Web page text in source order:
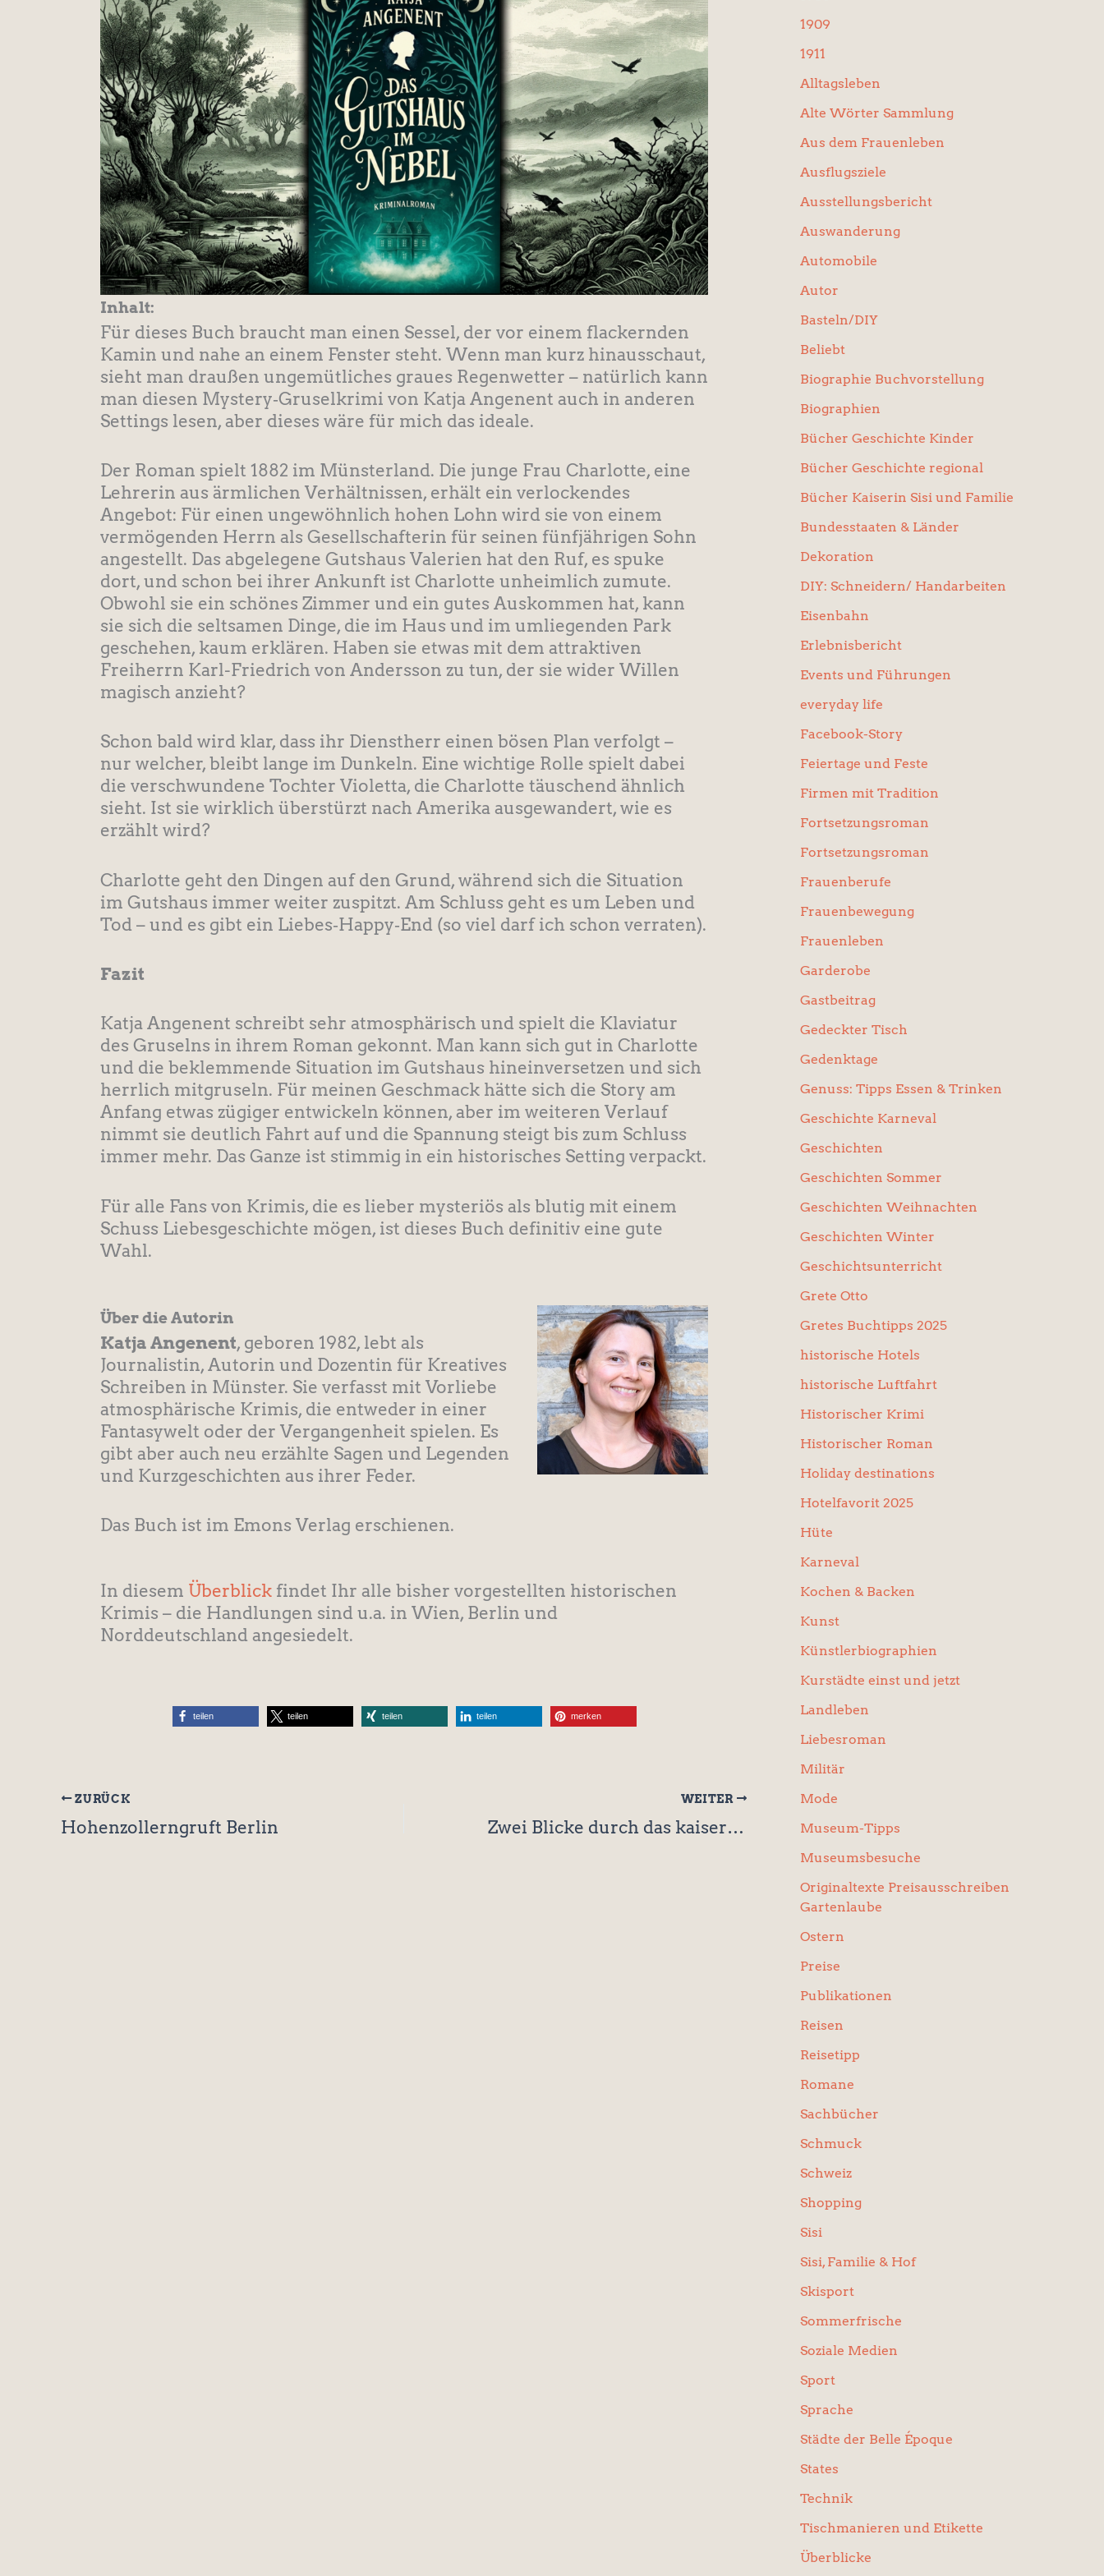
Inhalt:
Für dieses Buch braucht man einen Sessel, der vor einem flackernden
Kamin und nahe an einem Fenster steht. Wenn man kurz hinausschaut,
sieht man draußen ungemütliches graues Regenwetter – natürlich kann
man diesen Mystery‑Gruselkrimi von Katja Angenent auch in anderen
Settings lesen, aber dieses wäre für mich das ideale.​
Der Roman spielt 1882 im Münsterland. Die junge Frau Charlotte, eine
Lehrerin aus ärmlichen Verhältnissen, erhält ein verlockendes
Angebot: Für einen ungewöhnlich hohen Lohn wird sie von einem
vermögenden Herrn als Gesellschafterin für seinen fünfjährigen Sohn
angestellt. Das abgelegene Gutshaus Valerien hat den Ruf, es spuke
dort, und schon bei ihrer Ankunft ist Charlotte unheimlich zumute.
Obwohl sie ein schönes Zimmer und ein gutes Auskommen hat, kann
sie sich die seltsamen Dinge, die im Haus und im umliegenden Park
geschehen, kaum erklären. Haben sie etwas mit dem attraktiven
Freiherrn Karl-Friedrich von Andersson zu tun, der sie wider Willen
magisch anzieht?​
Schon bald wird klar, dass ihr Dienstherr einen bösen Plan verfolgt –
nur welcher, bleibt lange im Dunkeln. Eine wichtige Rolle spielt dabei
die verschwundene Tochter Violetta, die Charlotte täuschend ähnlich
sieht. Ist sie wirklich überstürzt nach Amerika ausgewandert, wie es
erzählt wird?​
Charlotte geht den Dingen auf den Grund, während sich die Situation
im Gutshaus immer weiter zuspitzt. Am Schluss geht es um Leben und
Tod – und es gibt ein Liebes‑Happy‑End (so viel darf ich schon verraten).
Fazit
Katja Angenent schreibt sehr atmosphärisch und spielt die Klaviatur
des Gruselns in ihrem Roman gekonnt. Man kann sich gut in Charlotte
und die beklemmende Situation im Gutshaus hineinversetzen und sich
herrlich mitgruseln. Für meinen Geschmack hätte sich die Story am
Anfang etwas zügiger entwickeln können, aber im weiteren Verlauf
nimmt sie deutlich Fahrt auf und die Spannung steigt bis zum Schluss
immer mehr. Das Ganze ist stimmig in ein historisches Setting verpackt.
Für alle Fans von Krimis, die es lieber mysteriös als blutig mit einem
Schuss Liebesgeschichte mögen, ist dieses Buch definitiv eine gute
Wahl.
Über die Autorin
Katja Angenent, geboren 1982, lebt als
Journalistin, Autorin und Dozentin für Kreatives
Schreiben in Münster. Sie verfasst mit Vorliebe
atmosphärische Krimis, die entweder in einer
Fantasywelt oder der Vergangenheit spielen. Es
gibt aber auch neu erzählte Sagen und Legenden
und Kurzgeschichten aus ihrer Feder.
Das Buch ist im Emons Verlag erschienen.
In diesem Überblick findet Ihr alle bisher vorgestellten historischen
Krimis – die Handlungen sind u.a. in Wien, Berlin und
Norddeutschland angesiedelt.
teilen teilen teilen teilen merken
ZURÜCK
Hohenzollerngruft Berlin
WEITER
Zwei Blicke durch das kaiserliche Schlüsselloch: Die „kapriziöse“ Kaiserin Sisi und die „tugendsame“ Kaiserin Auguste Viktoria.
1909
1911
Alltagsleben
Alte Wörter Sammlung
Aus dem Frauenleben
Ausflugsziele
Ausstellungsbericht
Auswanderung
Automobile
Autor
Basteln/DIY
Beliebt
Biographie Buchvorstellung
Biographien
Bücher Geschichte Kinder
Bücher Geschichte regional
Bücher Kaiserin Sisi und Familie
Bundesstaaten & Länder
Dekoration
DIY: Schneidern/ Handarbeiten
Eisenbahn
Erlebnisbericht
Events und Führungen
everyday life
Facebook-Story
Feiertage und Feste
Firmen mit Tradition
Fortsetzungsroman
Fortsetzungsroman
Frauenberufe
Frauenbewegung
Frauenleben
Garderobe
Gastbeitrag
Gedeckter Tisch
Gedenktage
Genuss: Tipps Essen & Trinken
Geschichte Karneval
Geschichten
Geschichten Sommer
Geschichten Weihnachten
Geschichten Winter
Geschichtsunterricht
Grete Otto
Gretes Buchtipps 2025
historische Hotels
historische Luftfahrt
Historischer Krimi
Historischer Roman
Holiday destinations
Hotelfavorit 2025
Hüte
Karneval
Kochen & Backen
Kunst
Künstlerbiographien
Kurstädte einst und jetzt
Landleben
Liebesroman
Militär
Mode
Museum-Tipps
Museumsbesuche
Originaltexte Preisausschreiben
Gartenlaube
Ostern
Preise
Publikationen
Reisen
Reisetipp
Romane
Sachbücher
Schmuck
Schweiz
Shopping
Sisi
Sisi, Familie & Hof
Skisport
Sommerfrische
Soziale Medien
Sport
Sprache
Städte der Belle Époque
States
Technik
Tischmanieren und Etikette
Überblicke